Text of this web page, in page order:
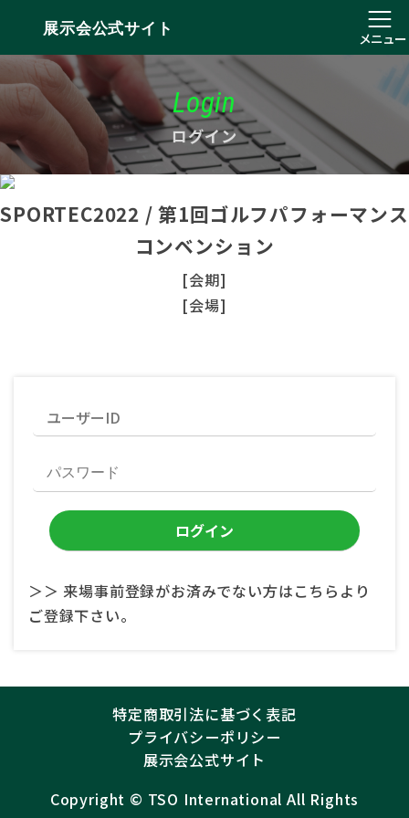
展示会公式サイト
メニュー
Login
ログイン
SPORTEC2022 / 第1回ゴルフパフォーマンス
コンベンション
[会期]
[会場]
＞＞ 来場事前登録がお済みでない方はこちらより
ご登録下さい。
特定商取引法に基づく表記
プライバシーポリシー
展示会公式サイト
Copyright ©︎ TSO International All Rights